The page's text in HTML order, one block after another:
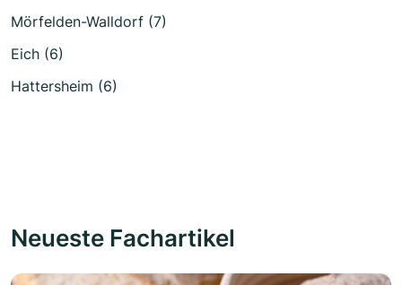
Mörfelden-Walldorf (7)
Eich (6)
Hattersheim (6)
Neueste Fachartikel